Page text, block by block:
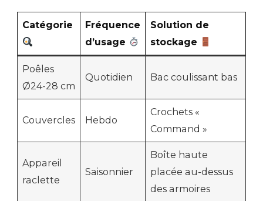
Catégorie
Fréquence
d’usage
Solution de
stockage
Poêles
Ø24-28 cm
Quotidien Bac coulissant bas
Couvercles Hebdo
Crochets «
Command »
Appareil
raclette
Saisonnier
Boîte haute
placée au-dessus
des armoires